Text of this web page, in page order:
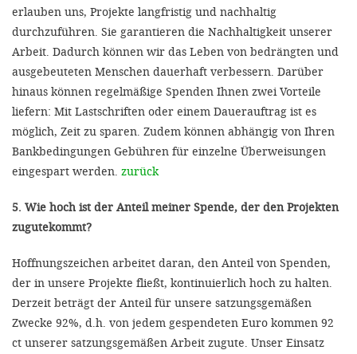
erlauben uns, Projekte langfristig und nachhaltig
durchzuführen. Sie garantieren die Nachhaltigkeit unserer
Arbeit. Dadurch können wir das Leben von bedrängten und
ausgebeuteten Menschen dauerhaft verbessern. Darüber
hinaus können regelmäßige Spenden Ihnen zwei Vorteile
liefern: Mit Lastschriften oder einem Dauerauftrag ist es
möglich, Zeit zu sparen. Zudem können abhängig von Ihren
Bankbedingungen Gebühren für einzelne Überweisungen
eingespart werden. zurück
5. Wie hoch ist der Anteil meiner Spende, der den Projekten
zugutekommt?
Hoffnungszeichen arbeitet daran, den Anteil von Spenden,
der in unsere Projekte fließt, kontinuierlich hoch zu halten.
Derzeit beträgt der Anteil für unsere satzungsgemäßen
Zwecke 92%, d.h. von jedem gespendeten Euro kommen 92
ct unserer satzungsgemäßen Arbeit zugute. Unser Einsatz